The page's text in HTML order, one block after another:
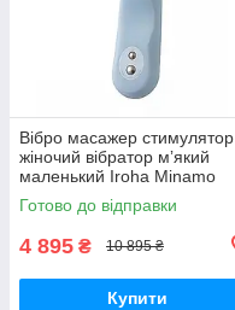
Вібро масажер стимулятор
жіночий вібратор мʼякий
маленький Iroha Minamo
Tenga Тенга медичний
силікон
Готово до відправки
4 895 ₴ 10 895 ₴
Купити